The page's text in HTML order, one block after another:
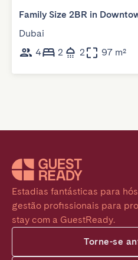
Family Size 2BR in
Dubai
4
2 2 97 m²
Estadias fantásticas para
gestão profissionais para
stay com a GuestReady.
Torne-se